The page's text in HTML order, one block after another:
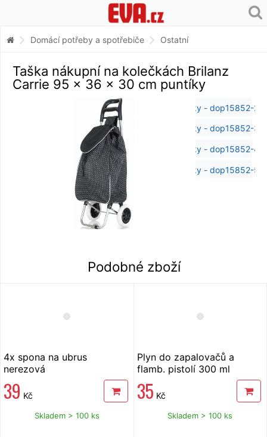
Domácí potřeby a spotřebiče Ostatní
Taška nákupní na kolečkách Brilanz
Carrie 95 x 36 x 30 cm puntíky
Podobné zboží
4x spona na ubrus
nerezová
39 Kč
Skladem > 100 ks
Plyn do zapalovačů a
flamb. pistolí 300 ml
35 Kč
Skladem > 100 ks